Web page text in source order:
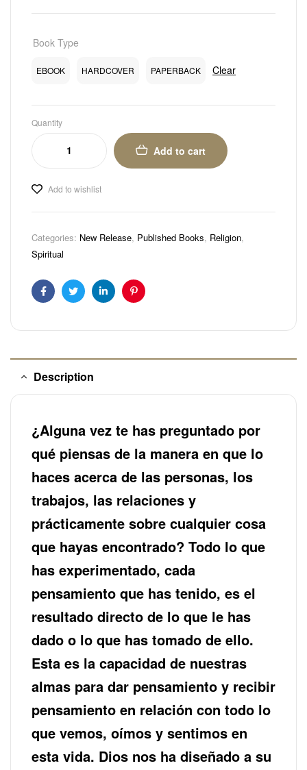
Book Type
EBOOK HARDCOVER PAPERBACK Clear
Quantity
Add to cart
Add to wishlist
Categories: New Release, Published Books, Religion,
Spiritual
FacebookTwitterLinkedinPinterest
Description
¿Alguna vez te has preguntado por
qué piensas de la manera en que lo
haces acerca de las personas, los
trabajos, las relaciones y
prácticamente sobre cualquier cosa
que hayas encontrado? Todo lo que
has experimentado, cada
pensamiento que has tenido, es el
resultado directo de lo que le has
dado o lo que has tomado de ello.
Esta es la capacidad de nuestras
almas para dar pensamiento y recibir
pensamiento en relación con todo lo
que vemos, oímos y sentimos en
esta vida. Dios nos ha diseñado a su